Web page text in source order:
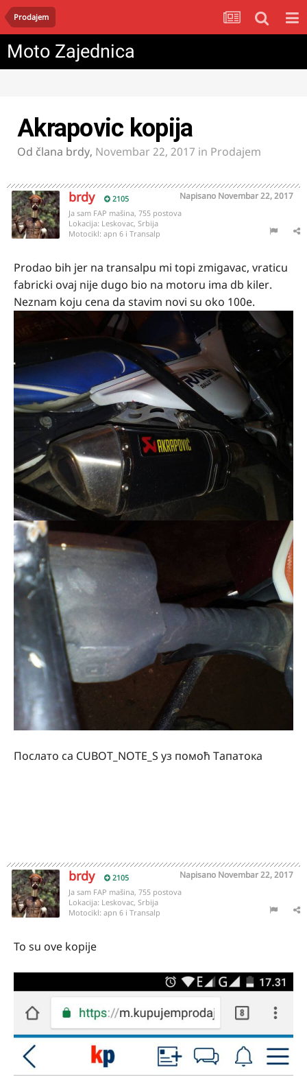
Prodajem
Moto Zajednica
Akrapovic kopija
Od člana brdy, Novembar 22, 2017 in Prodajem
brdy 2105 Napisano Novembar 22, 2017
Ja sam FAP mašina, 755 postova
Lokacija: Leskovac, Srbija
Motocikl: apn 6 i Transalp
Prodao bih jer na transalpu mi topi zmigavac, vraticu
fabricki ovaj nije dugo bio na motoru ima db kiler.
Neznam koju cena da stavim novi su oko 100e.
Послато са CUBOT_NOTE_S уз помоћ Тапатока
brdy 2105 Napisano Novembar 22, 2017
Ja sam FAP mašina, 755 postova
Lokacija: Leskovac, Srbija
Motocikl: apn 6 i Transalp
To su ove kopije